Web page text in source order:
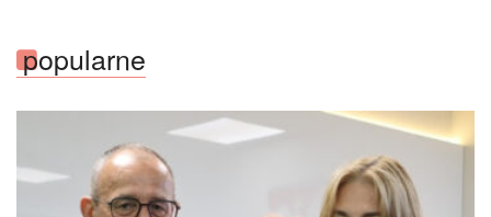
popularne